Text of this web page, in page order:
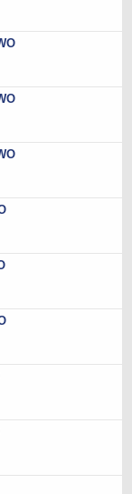
Gospodarczej